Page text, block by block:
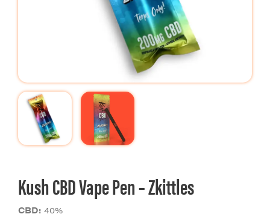
Kush CBD Vape Pen – Zkittles
40